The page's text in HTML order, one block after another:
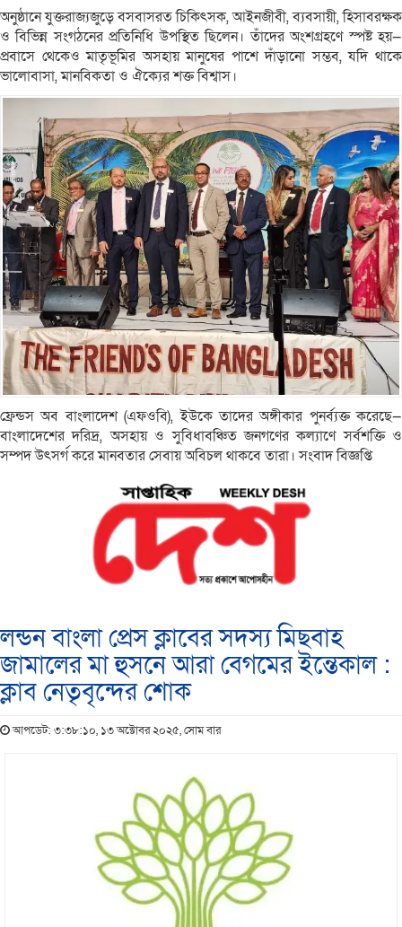
অনুষ্ঠানে যুক্তরাজ্যজুড়ে বসবাসরত চিকিৎসক, আইনজীবী, ব্যবসায়ী, হিসাবরক্ষক
ও বিভিন্ন সংগঠনের প্রতিনিধি উপস্থিত ছিলেন। তাঁদের অংশগ্রহণে স্পষ্ট হয়—
প্রবাসে থেকেও মাতৃভূমির অসহায় মানুষের পাশে দাঁড়ানো সম্ভব, যদি থাকে
ভালোবাসা, মানবিকতা ও ঐক্যের শক্ত বিশ্বাস।
ফ্রেন্ডস অব বাংলাদেশ (এফওবি), ইউকে তাদের অঙ্গীকার পুনর্ব্যক্ত করেছে—
বাংলাদেশের দরিদ্র, অসহায় ও সুবিধাবঞ্চিত জনগণের কল্যাণে সর্বশক্তি ও
সম্পদ উৎসর্গ করে মানবতার সেবায় অবিচল থাকবে তারা। সংবাদ বিজ্ঞপ্তি
লন্ডন বাংলা প্রেস ক্লাবের সদস্য মিছবাহ
জামালের মা হুসনে আরা বেগমের ইন্তেকাল :
ক্লাব নেতৃবৃন্দের শোক
আপডেট: ৩:৩৮:১০, ১৩ অক্টোবর ২০২৫, সোম বার